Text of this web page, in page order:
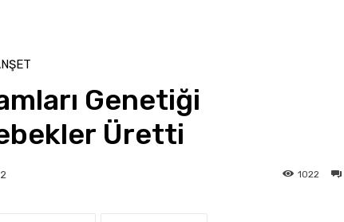
Genetiği
Üretti
1022